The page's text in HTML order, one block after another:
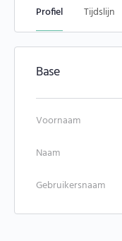
Profiel Tijdslijn
Base
Voornaam
Naam
Gebruikersnaam